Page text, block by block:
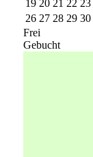
19 20 21 22 23
26 27 28 29 30
Frei
Gebucht